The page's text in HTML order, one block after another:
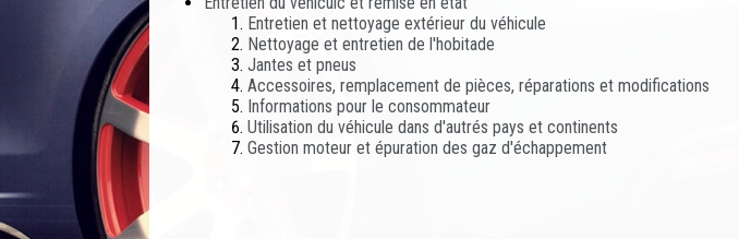
Entretien et nettoyage extérieur du véhicule
Nettoyage et entretien de l'hobitade
Jantes et pneus
Accessoires, remplacement de pièces, réparations et modifications
Informations pour le consommateur
Utilisation du véhicule dans d'autrés pays et continents
Gestion moteur et épuration des gaz d'échappement